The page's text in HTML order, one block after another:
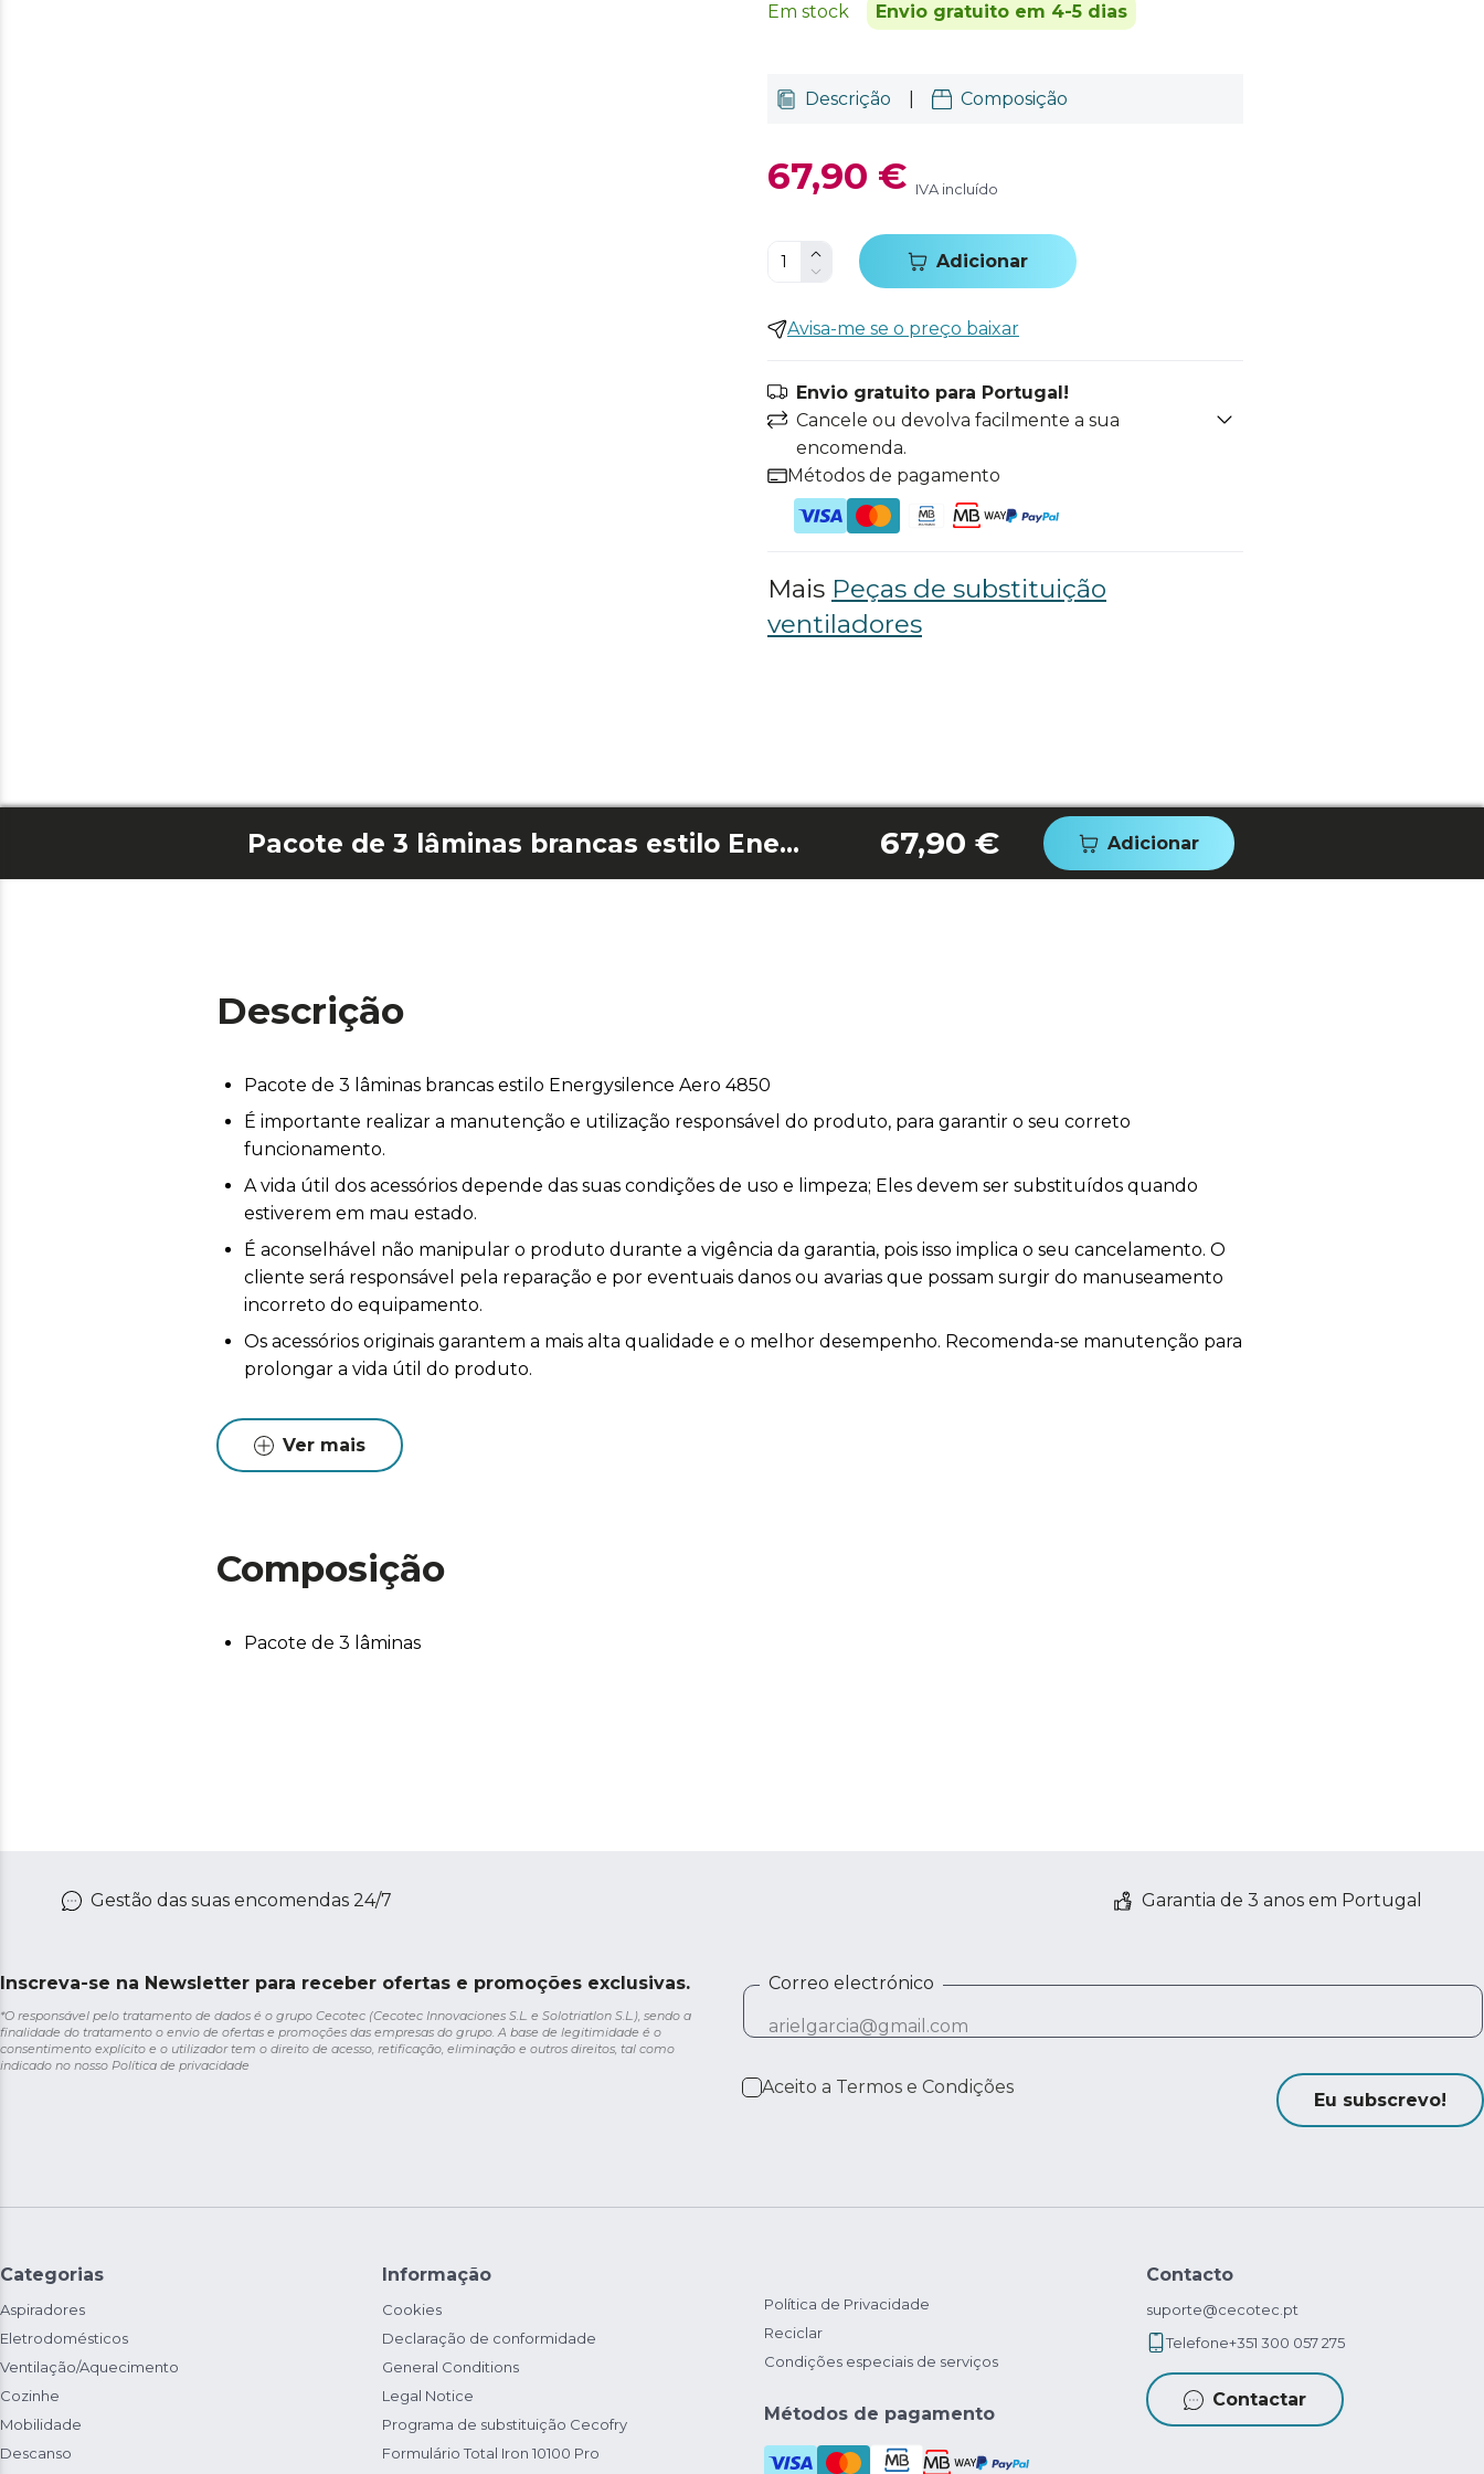
Em stock Envio gratuito em 4-5 dias
Descrição Composição
67,90 € IVA incluído
Adicionar
Avisa-me se o preço baixar
Envio gratuito para Portugal!
Cancele ou devolva facilmente a sua
encomenda.
Métodos de pagamento
Mais Peças de substituição
ventiladores
Pacote de 3 lâminas brancas estilo Energysilence Aero 4850 67,90 € Adicionar
Descrição
Pacote de 3 lâminas brancas estilo Energysilence Aero 4850
É importante realizar a manutenção e utilização responsável do produto, para garantir o seu correto
funcionamento.
A vida útil dos acessórios depende das suas condições de uso e limpeza; Eles devem ser substituídos quando
estiverem em mau estado.
É aconselhável não manipular o produto durante a vigência da garantia, pois isso implica o seu cancelamento. O
cliente será responsável pela reparação e por eventuais danos ou avarias que possam surgir do manuseamento
incorreto do equipamento.
Os acessórios originais garantem a mais alta qualidade e o melhor desempenho. Recomenda-se manutenção para
prolongar a vida útil do produto.
Ver mais
Composição
Pacote de 3 lâminas
Gestão das suas encomendas 24/7 Garantia de 3 anos em Portugal
Inscreva-se na Newsletter para receber ofertas e promoções exclusivas.
*O responsável pelo tratamento de dados é o grupo Cecotec (Cecotec Innovaciones S.L. e Solotriatlon S.L.), sendo a
finalidade do tratamento o envio de ofertas e promoções das empresas do grupo. A base de legitimidade é o
consentimento explícito e o utilizador tem o direito de acesso, retificação, eliminação e outros direitos, tal como
indicado no nosso Política de privacidade
Correo electrónico
Aceito a Termos e Condições
Eu subscrevo!
Categorias
Aspiradores
Eletrodomésticos
Ventilação/Aquecimento
Cozinhe
Mobilidade
Descanso
Informação
Cookies
Declaração de conformidade
General Conditions
Legal Notice
Programa de substituição Cecofry
Formulário Total Iron 10100 Pro
Política de Privacidade
Reciclar
Condições especiais de serviços
Métodos de pagamento
Contacto
suporte@cecotec.pt
Telefone+351 300 057 275
Contactar